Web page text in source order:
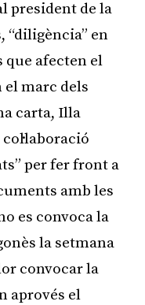
president de la
“diligència” en
que afecten el
el marc dels
carta, Illa
per fer front a
amb les
es convoca la
la setmana
convocar la
aprovés el